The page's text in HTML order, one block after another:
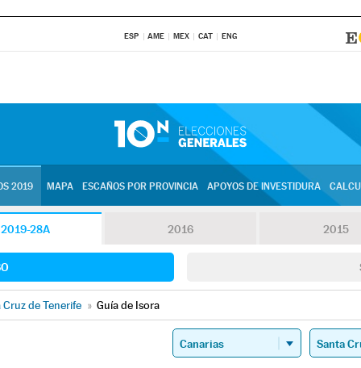
ESP AME MEX CAT ENG
2019 MAPA ESCAÑOS POR PROVINCIA APOYOS DE INVESTIDURA
2019-28A 2016 2015
Cruz de Tenerife » Guía de Isora